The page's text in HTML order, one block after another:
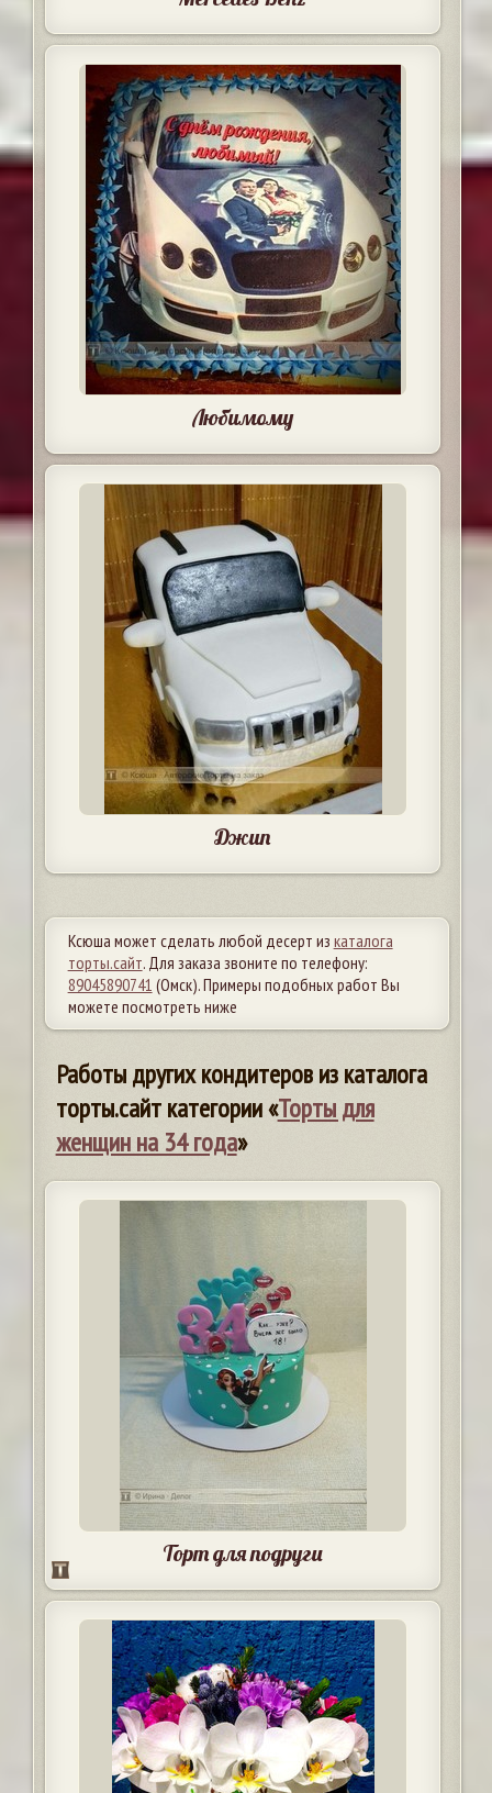
Любимому
Джип
Ксюша может сделать любой десерт из каталога
торты.сайт. Для заказа звоните по телефону:
89045890741 (Омск). Примеры подобных работ Вы
можете посмотреть ниже
Работы других кондитеров из каталога
торты.сайт категории «Торты для
женщин на 34 года»
Торт для подруги